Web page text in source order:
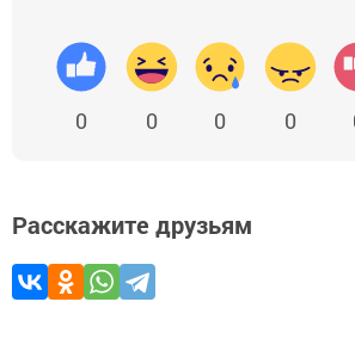
0 0 0 0
Расскажите друзьям